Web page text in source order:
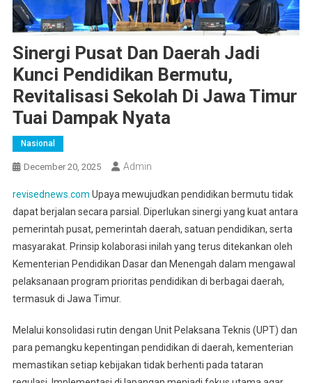
Sinergi Pusat Dan Daerah Jadi
Kunci Pendidikan Bermutu,
Revitalisasi Sekolah Di Jawa Timur
Tuai Dampak Nyata
Nasional
December 20, 2025 Admin
revisednews.com Upaya mewujudkan pendidikan bermutu tidak
dapat berjalan secara parsial. Diperlukan sinergi yang kuat antara
pemerintah pusat, pemerintah daerah, satuan pendidikan, serta
masyarakat. Prinsip kolaborasi inilah yang terus ditekankan oleh
Kementerian Pendidikan Dasar dan Menengah dalam mengawal
pelaksanaan program prioritas pendidikan di berbagai daerah,
termasuk di Jawa Timur.
Melalui konsolidasi rutin dengan Unit Pelaksana Teknis (UPT) dan
para pemangku kepentingan pendidikan di daerah, kementerian
memastikan setiap kebijakan tidak berhenti pada tataran